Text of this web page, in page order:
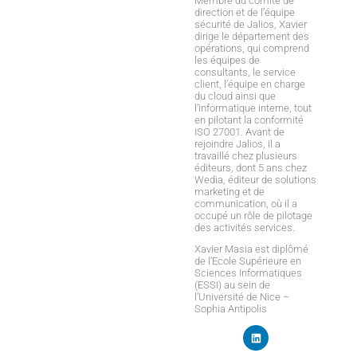
direction et de l’équipe
sécurité de Jalios, Xavier
dirige le département des
opérations, qui comprend
les équipes de
consultants, le service
client, l’équipe en charge
du cloud ainsi que
l’informatique interne, tout
en pilotant la conformité
ISO 27001. Avant de
rejoindre Jalios, il a
travaillé chez plusieurs
éditeurs, dont 5 ans chez
Wedia, éditeur de solutions
marketing et de
communication, où il a
occupé un rôle de pilotage
des activités services.
Xavier Masia est diplômé
de l’Ecole Supérieure en
Sciences Informatiques
(ESSI) au sein de
l’Université de Nice –
Sophia Antipolis
L
i
n